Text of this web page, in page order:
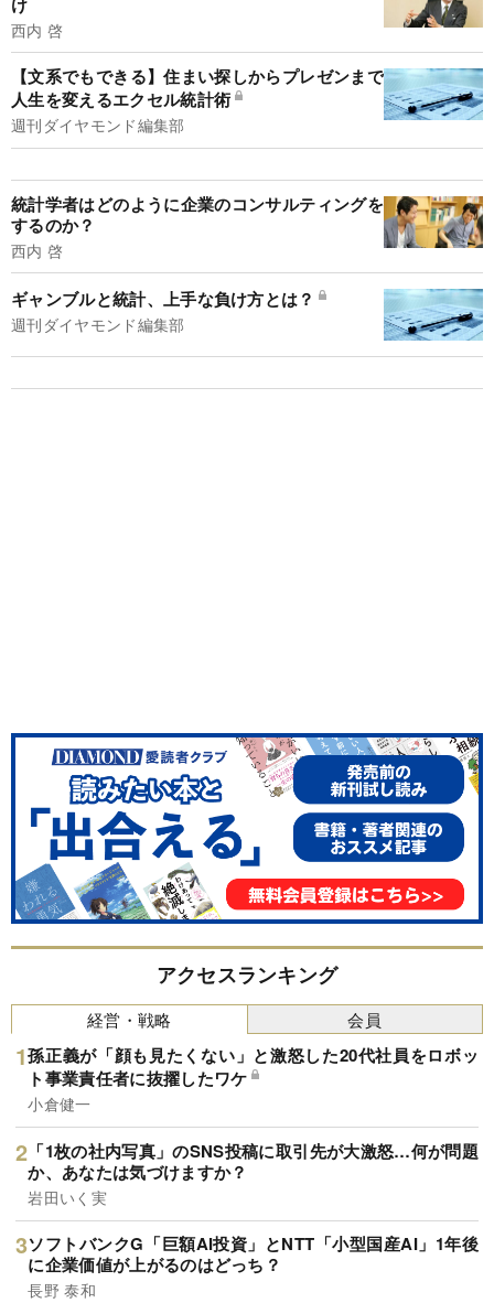
西内 啓
【文系でもできる】住まい探しからプレゼンまで
人生を変えるエクセル統計術
週刊ダイヤモンド編集部
統計学者はどのように企業のコンサルティングを
するのか？
西内 啓
ギャンブルと統計、上手な負け方とは？
週刊ダイヤモンド編集部
アクセスランキング
経営・戦略
孫正義が「顔も見たくない」と激怒した20代社員をロボッ
ト事業責任者に抜擢したワケ
小倉健一
「1枚の社内写真」のSNS投稿に取引先が大激怒…何が問題
か、あなたは気づけますか？
岩田いく実
ソフトバンクG「巨額AI投資」とNTT「小型国産AI」1年後
に企業価値が上がるのはどっち？
長野 泰和
会員